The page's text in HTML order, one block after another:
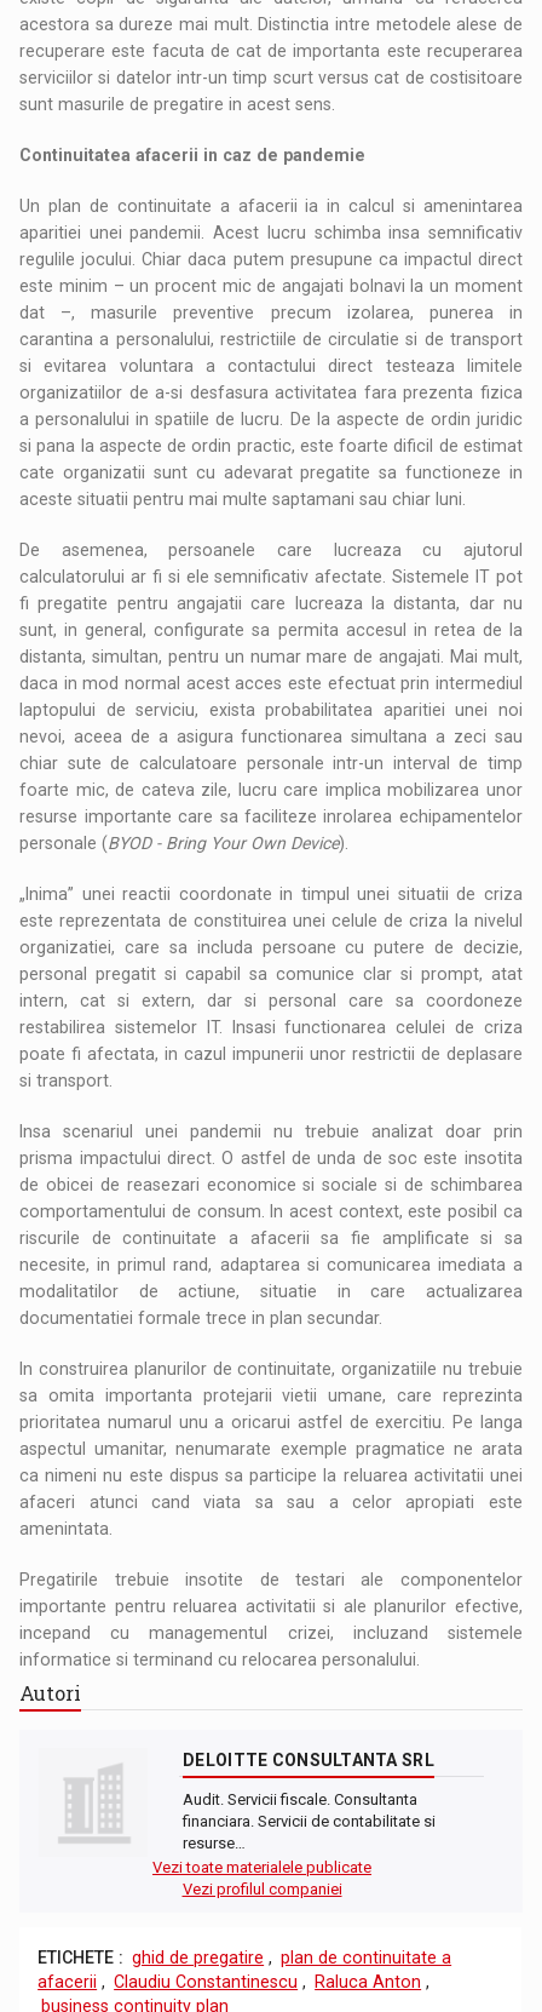
acestora sa dureze mai mult. Distinctia intre metodele alese de
recuperare este facuta de cat de importanta este recuperarea
serviciilor si datelor intr-un timp scurt versus cat de costisitoare
sunt masurile de pregatire in acest sens.
Continuitatea afacerii in caz de pandemie
Un plan de continuitate a afacerii ia in calcul si amenintarea
aparitiei unei pandemii. Acest lucru schimba insa semnificativ
regulile jocului. Chiar daca putem presupune ca impactul direct
este minim – un procent mic de angajati bolnavi la un moment
dat –, masurile preventive precum izolarea, punerea in
carantina a personalului, restrictiile de circulatie si de transport
si evitarea voluntara a contactului direct testeaza limitele
organizatiilor de a-si desfasura activitatea fara prezenta fizica
a personalului in spatiile de lucru. De la aspecte de ordin juridic
si pana la aspecte de ordin practic, este foarte dificil de estimat
cate organizatii sunt cu adevarat pregatite sa functioneze in
aceste situatii pentru mai multe saptamani sau chiar luni.
De asemenea, persoanele care lucreaza cu ajutorul
calculatorului ar fi si ele semnificativ afectate. Sistemele IT pot
fi pregatite pentru angajatii care lucreaza la distanta, dar nu
sunt, in general, configurate sa permita accesul in retea de la
distanta, simultan, pentru un numar mare de angajati. Mai mult,
daca in mod normal acest acces este efectuat prin intermediul
laptopului de serviciu, exista probabilitatea aparitiei unei noi
nevoi, aceea de a asigura functionarea simultana a zeci sau
chiar sute de calculatoare personale intr-un interval de timp
foarte mic, de cateva zile, lucru care implica mobilizarea unor
resurse importante care sa faciliteze inrolarea echipamentelor
personale (BYOD - Bring Your Own Device).
„Inima” unei reactii coordonate in timpul unei situatii de criza
este reprezentata de constituirea unei celule de criza la nivelul
organizatiei, care sa includa persoane cu putere de decizie,
personal pregatit si capabil sa comunice clar si prompt, atat
intern, cat si extern, dar si personal care sa coordoneze
restabilirea sistemelor IT. Insasi functionarea celulei de criza
poate fi afectata, in cazul impunerii unor restrictii de deplasare
si transport.
Insa scenariul unei pandemii nu trebuie analizat doar prin
prisma impactului direct. O astfel de unda de soc este insotita
de obicei de reasezari economice si sociale si de schimbarea
comportamentului de consum. In acest context, este posibil ca
riscurile de continuitate a afacerii sa fie amplificate si sa
necesite, in primul rand, adaptarea si comunicarea imediata a
modalitatilor de actiune, situatie in care actualizarea
documentatiei formale trece in plan secundar.
In construirea planurilor de continuitate, organizatiile nu trebuie
sa omita importanta protejarii vietii umane, care reprezinta
prioritatea numarul unu a oricarui astfel de exercitiu. Pe langa
aspectul umanitar, nenumarate exemple pragmatice ne arata
ca nimeni nu este dispus sa participe la reluarea activitatii unei
afaceri atunci cand viata sa sau a celor apropiati este
amenintata.
Pregatirile trebuie insotite de testari ale componentelor
importante pentru reluarea activitatii si ale planurilor efective,
incepand cu managementul crizei, incluzand sistemele
informatice si terminand cu relocarea personalului.
Autori
DELOITTE CONSULTANTA SRL
Audit. Servicii fiscale. Consultanta
financiara. Servicii de contabilitate si
resurse…
Vezi toate materialele publicate
Vezi profilul companiei
ETICHETE : ghid de pregatire , plan de continuitate a
afacerii , Claudiu Constantinescu , Raluca Anton ,
business continuity plan